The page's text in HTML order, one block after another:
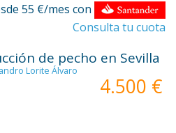
55 €/mes con
Consulta tu cuota
de pecho en Sevilla
Lorite Álvaro
4.500 €